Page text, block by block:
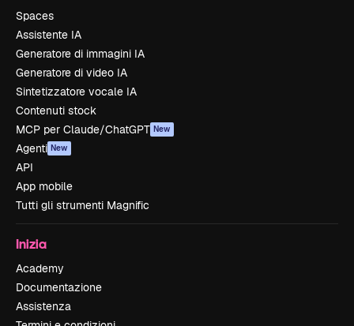
Spaces
Assistente IA
Generatore di immagini IA
Generatore di video IA
Sintetizzatore vocale IA
Contenuti stock
MCP per Claude/ChatGPT New
Agenti New
API
App mobile
Tutti gli strumenti Magnific
Inizia
Academy
Documentazione
Assistenza